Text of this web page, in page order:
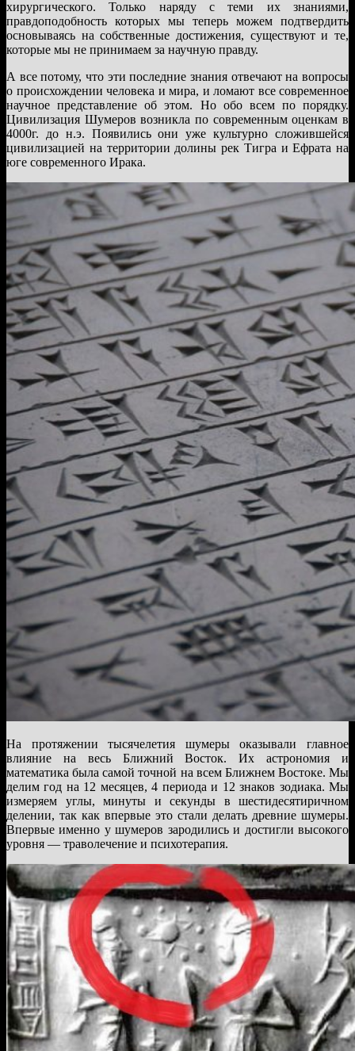
хирургического. Только наряду с теми их знаниями,
правдоподобность которых мы теперь можем подтвердить
основываясь на собственные достижения, существуют и те,
которые мы не принимаем за научную правду.
А все потому, что эти последние знания отвечают на вопросы
о происхождении человека и мира, и ломают все современное
научное представление об этом. Но обо всем по порядку.
Цивилизация Шумеров возникла по современным оценкам в
4000г. до н.э. Появились они уже культурно сложившейся
цивилизацией на территории долины рек Тигра и Ефрата на
юге современного Ирака.
На протяжении тысячелетия шумеры оказывали главное
влияние на весь Ближний Восток. Их астрономия и
математика была самой точной на всем Ближнем Востоке. Мы
делим год на 12 месяцев, 4 периода и 12 знаков зодиака. Мы
измеряем углы, минуты и секунды в шестидесятиричном
делении, так как впервые это стали делать древние шумеры.
Впервые именно у шумеров зародились и достигли высокого
уровня — траволечение и психотерапия.